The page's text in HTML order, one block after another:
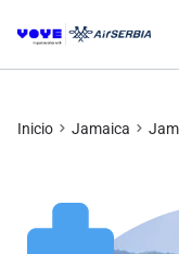
Inicio Jamaica